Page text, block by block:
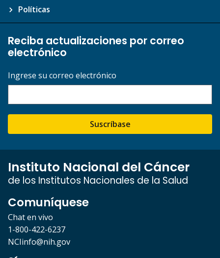
Políticas
Reciba actualizaciones por correo
electrónico
Ingrese su correo electrónico
Suscríbase
Instituto Nacional del Cáncer
de los Institutos Nacionales de la Salud
Comuníquese
Chat en vivo
1-800-422-6237
NCIinfo@nih.gov